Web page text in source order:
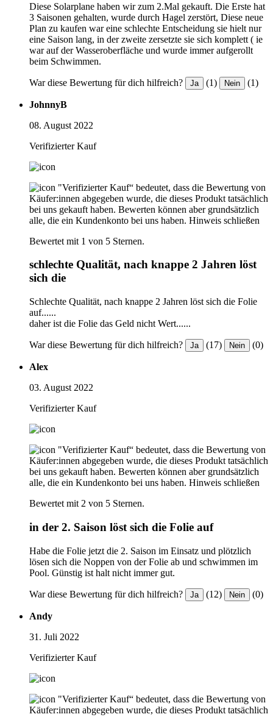
Diese Solarplane haben wir zum 2.Mal gekauft. Die Erste hat
3 Saisonen gehalten, wurde durch Hagel zerstört, Diese neue
Plan zu kaufen war eine schlechte Entscheidung sie hielt nur
eine Saison lang, in der zweite zersetzte sie sich komplett ( ie
war auf der Wasseroberfläche und wurde immer aufgerollt
beim Schwimmen.
War diese Bewertung für dich hilfreich? Ja (1) Nein (1)
JohnnyB
08. August 2022
Verifizierter Kauf
"Verifizierter Kauf“ bedeutet, dass die Bewertung von
Käufer:innen abgegeben wurde, die dieses Produkt tatsächlich
bei uns gekauft haben. Bewerten können aber grundsätzlich
alle, die ein Kundenkonto bei uns haben. Hinweis schließen
Bewertet mit 1 von 5 Sternen.
schlechte Qualität, nach knappe 2 Jahren löst
sich die
Schlechte Qualität, nach knappe 2 Jahren löst sich die Folie
auf......
daher ist die Folie das Geld nicht Wert......
War diese Bewertung für dich hilfreich? Ja (17) Nein (0)
Alex
03. August 2022
Verifizierter Kauf
"Verifizierter Kauf“ bedeutet, dass die Bewertung von
Käufer:innen abgegeben wurde, die dieses Produkt tatsächlich
bei uns gekauft haben. Bewerten können aber grundsätzlich
alle, die ein Kundenkonto bei uns haben. Hinweis schließen
Bewertet mit 2 von 5 Sternen.
in der 2. Saison löst sich die Folie auf
Habe die Folie jetzt die 2. Saison im Einsatz und plötzlich
lösen sich die Noppen von der Folie ab und schwimmen im
Pool. Günstig ist halt nicht immer gut.
War diese Bewertung für dich hilfreich? Ja (12) Nein (0)
Andy
31. Juli 2022
Verifizierter Kauf
"Verifizierter Kauf“ bedeutet, dass die Bewertung von
Käufer:innen abgegeben wurde, die dieses Produkt tatsächlich